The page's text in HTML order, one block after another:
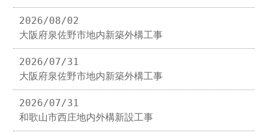
2026/08/02
大阪府泉佐野市地内新築外構工事
2026/07/31
大阪府泉佐野市地内新築外構工事
2026/07/31
和歌山市西庄地内外構新設工事